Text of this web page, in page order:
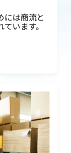
には商流と
います。